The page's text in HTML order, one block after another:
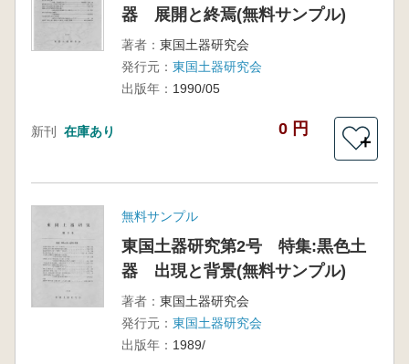
器 展開と終焉(無料サンプル)
著者： 東国土器研究会
発行元： 東国土器研究会
出版年： 1990/05
新刊 在庫あり 0 円
＋
無料サンプル
東国土器研究第2号 特集:黒色土
器 出現と背景(無料サンプル)
著者： 東国土器研究会
発行元： 東国土器研究会
出版年： 1989/